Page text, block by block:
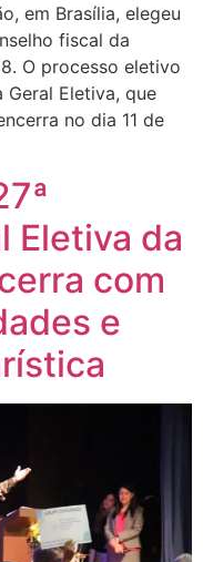
em Brasília, elegeu
fiscal da
O processo eletivo
Geral Eletiva, que
no dia 11 de
Eletiva da
com
e